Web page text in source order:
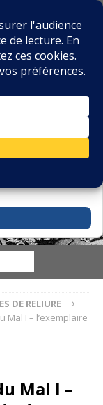
DE LA
- Martin van Maële
DE RELIURE
Mal I – l’exemplaire
Mal I –